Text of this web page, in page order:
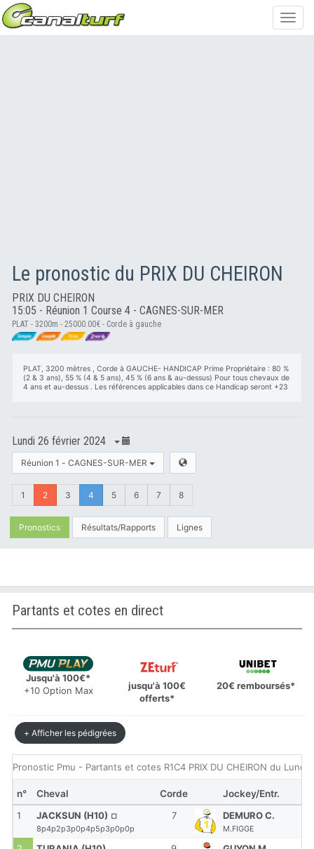
Le pronostic du PRIX DU CHEIRON
PRIX DU CHEIRON
15:05 - Réunion 1 Course 4 - CAGNES-SUR-MER
PLAT - 3200m - 25000.00€ - Corde à gauche
PLAT, 3200 mètres , Corde à GAUCHE- HANDICAP Prime Propriétaire : 80 %
(2 & 3 ans), 55 % (4 & 5 ans), 45 % (6 ans & au-dessus) Pour tous chevaux de
4 ans et au-dessus . Les références applicables dans ce Handicap seront +23
Lundi 26 février 2024
Réunion 1 - CAGNES-SUR-MER
1 2 3 4 5 6 7 8
Pronostics Résultats/Rapports Lignes
Partants et cotes en direct
Jusqu'à 100€*
+10 Option Max
jusqu'à 100€
offerts*
20€ remboursés*
+ Afficher les pédigrées
Pronostic Pmu - Partants et cotes R1C4 PRIX DU CHEIRON du
n° Cheval Corde
Jockey/Entr.
1
JACKSUN (H10) ¤
8p4p2p3p0p4p5p3p0p0p
7 DEMURO C.
M.FIGGE